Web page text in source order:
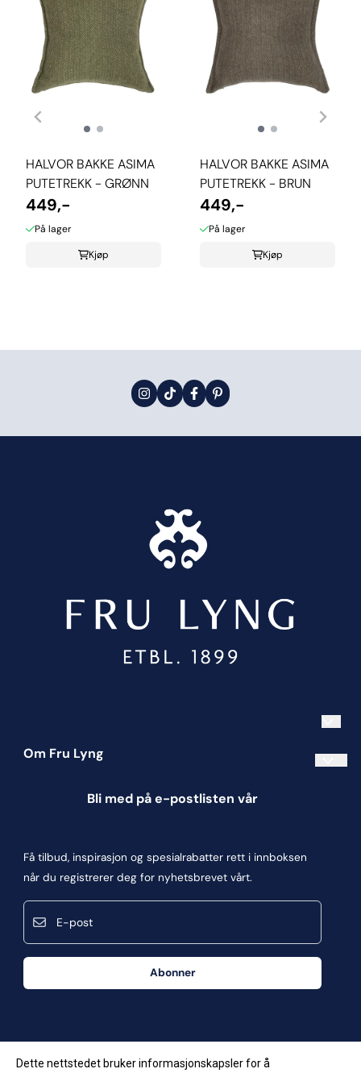
HALVOR BAKKE ASIMA
PUTETREKK - GRØNN
449,-
På lager
Kjøp
HALVOR BAKKE ASIMA
PUTETREKK - BRUN
449,-
På lager
Kjøp
Om Fru Lyng
Informasjonskapsler
Kontakt oss
Kjøpsbetingelser
Frakt og retur
Våre butikker
Bli med på e-postlisten vår
Få tilbud, inspirasjon og spesialrabatter rett i innboksen
når du registrerer deg for nyhetsbrevet vårt.
Abonner
Dette nettstedet bruker informasjonskapsler for å